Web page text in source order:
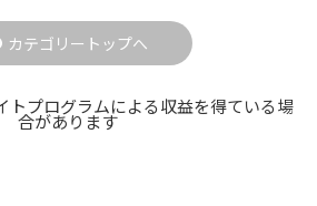
カテゴリートップへ
トプログラムによる収益を得ている場
合があります